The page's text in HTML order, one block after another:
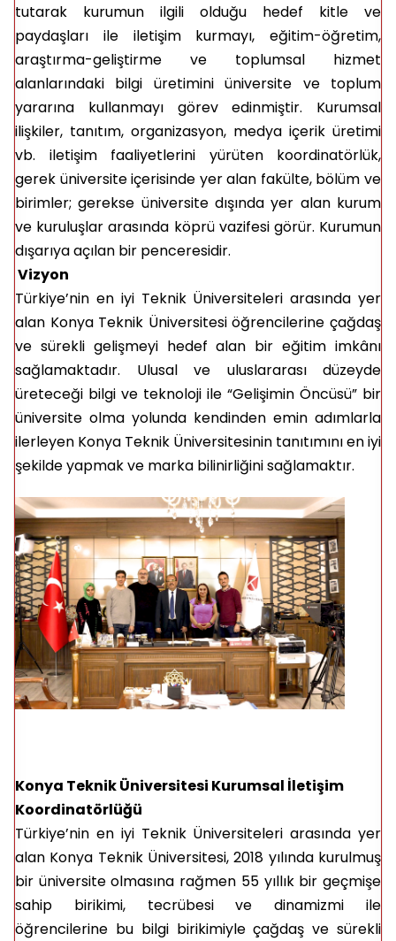
tutarak kurumun ilgili olduğu hedef kitle ve
paydaşları ile iletişim kurmayı, eğitim-öğretim,
araştırma-geliştirme ve toplumsal hizmet
alanlarındaki bilgi üretimini üniversite ve toplum
yararına kullanmayı görev edinmiştir. Kurumsal
ilişkiler, tanıtım, organizasyon, medya içerik üretimi
vb. iletişim faaliyetlerini yürüten koordinatörlük,
gerek üniversite içerisinde yer alan fakülte, bölüm ve
birimler; gerekse üniversite dışında yer alan kurum
ve kuruluşlar arasında köprü vazifesi görür. Kurumun
dışarıya açılan bir penceresidir.
Vizyon
Türkiye’nin en iyi Teknik Üniversiteleri arasında yer
alan Konya Teknik Üniversitesi öğrencilerine çağdaş
ve sürekli gelişmeyi hedef alan bir eğitim imkânı
sağlamaktadır. Ulusal ve uluslararası düzeyde
üreteceği bilgi ve teknoloji ile “Gelişimin Öncüsü” bir
üniversite olma yolunda kendinden emin adımlarla
ilerleyen Konya Teknik Üniversitesinin tanıtımını en iyi
şekilde yapmak ve marka bilinirliğini sağlamaktır.
Konya Teknik Üniversitesi Kurumsal İletişim
Koordinatörlüğü
Türkiye’nin en iyi Teknik Üniversiteleri arasında yer
alan Konya Teknik Üniversitesi, 2018 yılında kurulmuş
bir üniversite olmasına rağmen 55 yıllık bir geçmişe
sahip birikimi, tecrübesi ve dinamizmi ile
öğrencilerine bu bilgi birikimiyle çağdaş ve sürekli